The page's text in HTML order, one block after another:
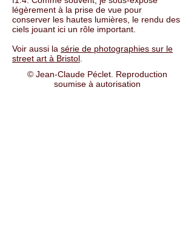
légèrement à la prise de vue pour
conserver les hautes lumières, le rendu des
ciels jouant ici un rôle important.
Voir aussi la série de photographies sur le
street art à Bristol
© Jean-Claude Péclet. Reproduction
soumise à autorisation